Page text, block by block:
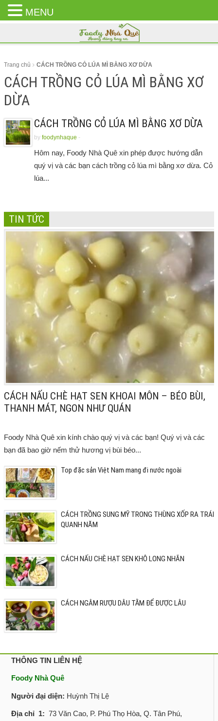
CLOSE
MENU
Trang chủ CÁCH TRỒNG CỎ LÚA MÌ BẰNG XƠ DỪA
CÁCH TRỒNG CỎ LÚA MÌ BẰNG XƠ
DỪA
CÁCH TRỒNG CỎ LÚA MÌ BẰNG XƠ DỪA
by foodynhaque -
Hôm nay, Foody Nhà Quê xin phép được hướng dẫn
quý vị và các bạn cách trồng cỏ lúa mì bằng xơ dừa. Cỏ
lúa...
TIN TỨC
CÁCH NẤU CHÈ HẠT SEN KHOAI MÔN – BÉO BÙI,
THANH MÁT, NGON NHƯ QUÁN
Foody Nhà Quê xin kính chào quý vị và các bạn! Quý vị và các
bạn đã bao giờ nếm thử hương vị bùi béo...
Top đặc sản Việt Nam mang đi nước ngoài
CÁCH TRỒNG SUNG MỸ TRONG THÙNG XỐP RA TRÁI
QUANH NĂM
CÁCH NẤU CHÈ HẠT SEN KHÔ LONG NHÃN
CÁCH NGÂM RƯỢU DÂU TẰM ĐỂ ĐƯỢC LÂU
THÔNG TIN LIÊN HỆ
Foody Nhà Quê
Người đại diện: Huỳnh Thị Lệ
Địa chỉ 1: 73 Văn Cao, P. Phú Thọ Hòa, Q. Tân Phú,
MENU